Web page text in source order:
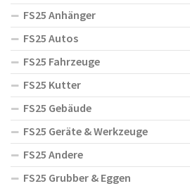
FS25 Anhänger
FS25 Autos
FS25 Fahrzeuge
FS25 Kutter
FS25 Gebäude
FS25 Geräte & Werkzeuge
FS25 Andere
FS25 Grubber & Eggen